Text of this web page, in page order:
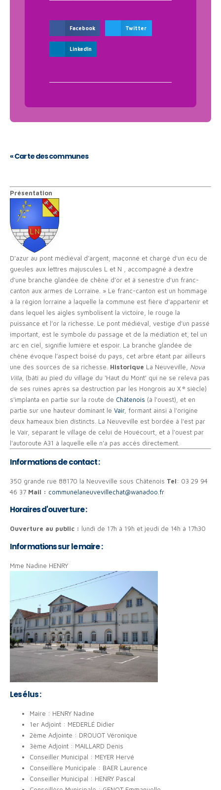
Facebook Twitter
LinkedIn
«Carte des communes
Présentation
D'azur au pont médiéval d’argent, maçonné et chargé d'un écu de
gueules aux lettres majuscules L et N , accompagné à dextre
d’une branche glandée de chêne d'or et à senestre d'un franc-
canton aux armes de Lorraine. » Le franc-canton est un hommage
à la région lorraine à laquelle la commune est fière d’appartenir et
dans lequel les aigles symbolisent la victoire, le rouge la
puissance et l’or la richesse. Le pont médiéval, vestige d’un passé
important, est le symbole du passage et de la médiation et, tel un
arc en ciel, signifie lumière et espoir. La branche glandée de
chêne évoque l’aspect boisé du pays, cet arbre étant par ailleurs
une des sources de sa richesse. Historique La Neuveville, Nova
Villa, (bâti au pied du village du 'Haut du Mont' qui ne se releva pas
de ses ruines après sa destruction par les Hongrois au X e siècle)
s'implanta en partie sur la route de Châtenois (à l'ouest), et en
partie sur une hauteur dominant le Vair, formant ainsi à l'origine
deux hameaux bien distincts. La Neuveville est bordée à l'est par
le Vair, séparant le village de celui de Houécourt, et à l'ouest par
l'autoroute A31 à laquelle elle n'a pas accès directement.
Informations de contact :
350 grande rue 88170 la Neuveville sous Châtenois Tel: 03 29 94
46 37 Mail : communelaneuvevillechat@wanadoo.fr
Horaires d'ouverture :
Ouverture au public : lundi de 17h à 19h et jeudi de 14h à 17h30
Informations sur le maire :
Mme Nadine HENRY
Les élus :
Maire : HENRY Nadine
1er Adjoint : MEDERLÉ Didier
2ème Adjointe : DROUOT Véronique
3ème Adjoint : MAILLARD Denis
Conseiller Municipal : MEYER Hervé
Conseillère Municipale : BAER Laurence
Conseiller Municipal : HENRY Pascal